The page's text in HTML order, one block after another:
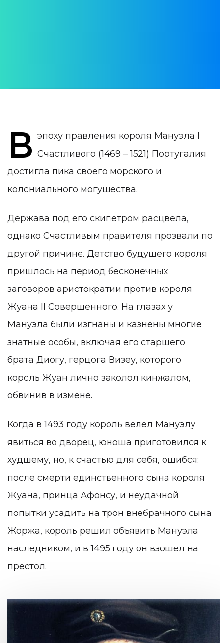
В эпоху правления короля Мануэла I
Счастливого (1469 – 1521) Португалия
достигла пика своего морского и
колониального могущества.
Держава под его скипетром расцвела,
однако Счастливым правителя прозвали по
другой причине. Детство будущего короля
пришлось на период бесконечных
заговоров аристократии против короля
Жуана II Совершенного. На глазах у
Мануэла были изгнаны и казнены многие
знатные особы, включая его старшего
брата Диогу, герцога Визеу, которого
король Жуан лично заколол кинжалом,
обвинив в измене.
Когда в 1493 году король велел Мануэлу
явиться во дворец, юноша приготовился к
худшему, но, к счастью для себя, ошибся:
после смерти единственного сына короля
Жуана, принца Афонсу, и неудачной
попытки усадить на трон внебрачного сына
Жоржа, король решил объявить Мануэла
наследником, и в 1495 году он взошел на
престол.